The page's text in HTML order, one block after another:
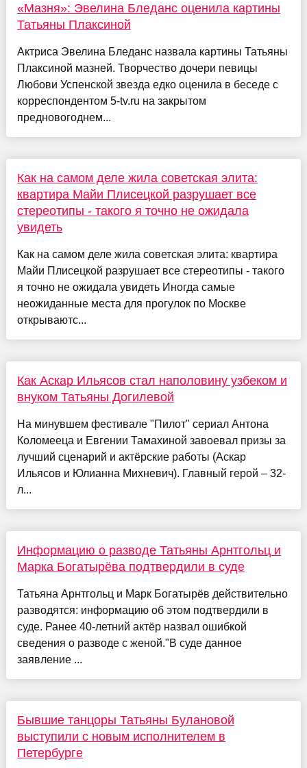
«Мазня»: Эвелина Бледанс оценила картины
Татьяны Плаксиной
Актриса Эвелина Бледанс назвала картины Татьяны
Плаксиной мазней. Творчество дочери певицы
Любови Успенской звезда едко оценила в беседе с
корреспондентом 5-tv.ru на закрытом
предновогоднем...
Как на самом деле жила советская элита:
квартира Майи Плисецкой разрушает все
стереотипы - такого я точно не ожидала
увидеть
Как на самом деле жила советская элита: квартира
Майи Плисецкой разрушает все стереотипы - такого
я точно не ожидала увидеть Иногда самые
неожиданные места для прогулок по Москве
открываютс...
Как Аскар Ильясов стал наполовину узбеком и
внуком Татьяны Догилевой
На минувшем фестивале "Пилот" сериал Антона
Коломееца и Евгении Тамахиной завоевал призы за
лучший сценарий и актёрские работы (Аскар
Ильясов и Юлианна Михневич). Главный герой – 32-
л...
Информацию о разводе Татьяны Арнтгольц и
Марка Богатырёва подтвердили в суде
Татьяна Арнтгольц и Марк Богатырёв действительно
разводятся: информацию об этом подтвердили в
суде. Ранее 40-летний актёр назвал ошибкой
сведения о разводе с женой."В суде данное
заявление ...
Бывшие танцоры Татьяны Булановой
выступили с новым исполнителем в
Петербурге